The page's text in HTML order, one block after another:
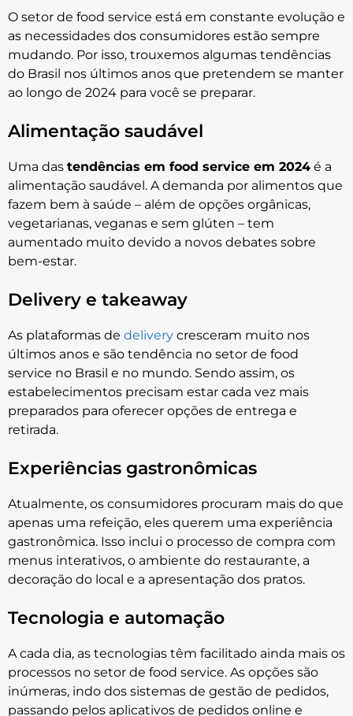
O setor de food service está em constante evolução e
as necessidades dos consumidores estão sempre
mudando. Por isso, trouxemos algumas tendências
do Brasil nos últimos anos que pretendem se manter
ao longo de 2024 para você se preparar.
Alimentação saudável
Uma das tendências em food service em 2024 é a
alimentação saudável. A demanda por alimentos que
fazem bem à saúde – além de opções orgânicas,
vegetarianas, veganas e sem glúten – tem
aumentado muito devido a novos debates sobre
bem-estar.
Delivery e takeaway
As plataformas de delivery cresceram muito nos
últimos anos e são tendência no setor de food
service no Brasil e no mundo. Sendo assim, os
estabelecimentos precisam estar cada vez mais
preparados para oferecer opções de entrega e
retirada.
Experiências gastronômicas
Atualmente, os consumidores procuram mais do que
apenas uma refeição, eles querem uma experiência
gastronômica. Isso inclui o processo de compra com
menus interativos, o ambiente do restaurante, a
decoração do local e a apresentação dos pratos.
Tecnologia e automação
A cada dia, as tecnologias têm facilitado ainda mais os
processos no setor de food service. As opções são
inúmeras, indo dos sistemas de gestão de pedidos,
passando pelos aplicativos de pedidos online e